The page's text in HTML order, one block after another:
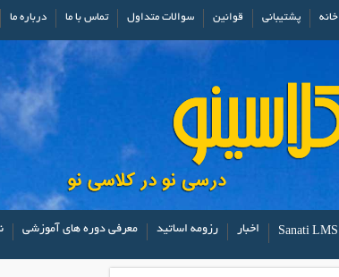
خانه پشتیبانی قوانین سوالات متداول تماس با ما درباره ما
Sanati LMS اخبار رزومه اساتید معرفی دوره های آموزشی